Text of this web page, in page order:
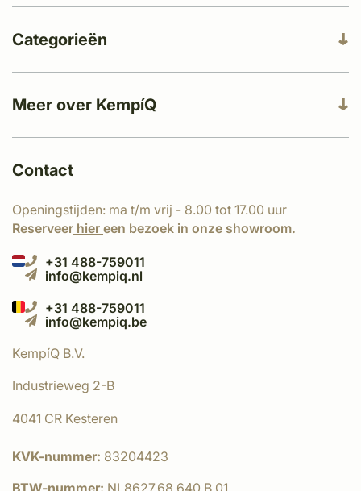
Meer over KempíQ
Categorieën
Contact
Openingstijden: ma t/m vrij - 8.00 tot 17.00 uur
Reserveer hier een bezoek in onze showroom.
+31 488-759011
info@kempiq.nl
+31 488-759011
info@kempiq.be
KempíQ B.V.
Industrieweg 2-B
4041 CR Kesteren
KVK-nummer: 83204423
BTW-nummer: NL8627.68.640.B.01